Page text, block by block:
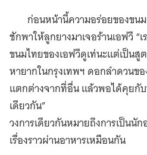
ก่อนหน้านี้ความอร่อยของขน
ชักพาให้ลูกยางมาเจอร้านเอฟวี
ขนมไทยของเอฟวีดูเท่นะแต่เป็น
หายากในกรุงเทพฯ ดอกลำดวนข
แตกต่างจากที่อื่น แล้วพอได้คุยกับ
เดียวกัน”
วงการเดียวกันหมายถึงการเป็น
เรื่องราวผ่านอาหารเหมือนกัน